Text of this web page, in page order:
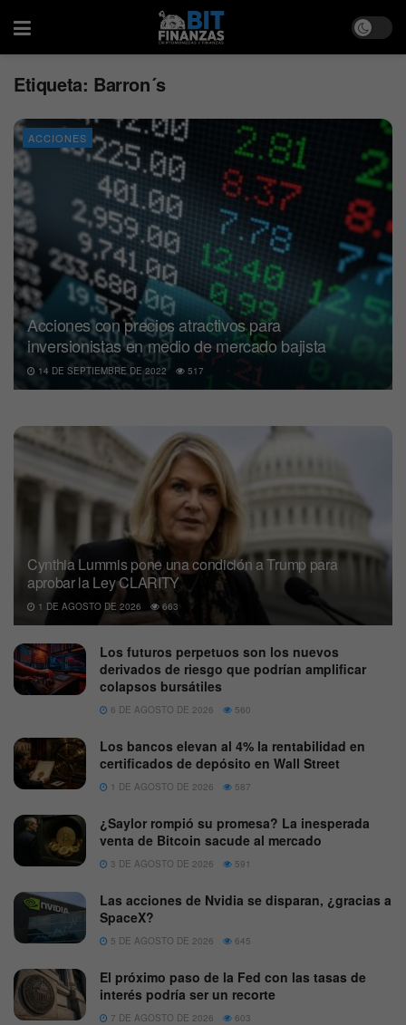
Etiqueta: Barron´s
ACCIONES
Acciones con precios atractivos para
inversionistas en medio de mercado bajista
14 DE SEPTIEMBRE DE 2022 517
Cynthia Lummis pone una condición a Trump para
aprobar la Ley CLARITY
1 DE AGOSTO DE 2026 663
Los futuros perpetuos son los nuevos
derivados de riesgo que podrían amplificar
colapsos bursátiles
6 DE AGOSTO DE 2026 560
Los bancos elevan al 4% la rentabilidad en
certificados de depósito en Wall Street
1 DE AGOSTO DE 2026 587
¿Saylor rompió su promesa? La inesperada
venta de Bitcoin sacude al mercado
3 DE AGOSTO DE 2026 591
Las acciones de Nvidia se disparan, ¿gracias a
SpaceX?
5 DE AGOSTO DE 2026 645
El próximo paso de la Fed con las tasas de
interés podría ser un recorte
7 DE AGOSTO DE 2026 603